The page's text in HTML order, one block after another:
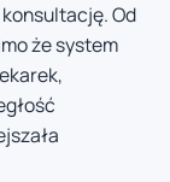
Od
że system